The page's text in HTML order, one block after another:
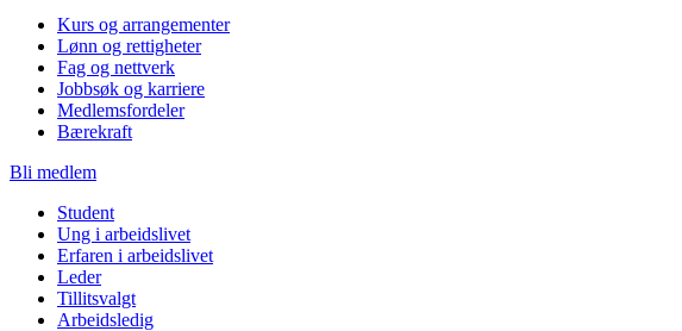
Kurs og arrangementer
Lønn og rettigheter
Fag og nettverk
Jobbsøk og karriere
Medlemsfordeler
Bærekraft
Bli medlem
Student
Ung i arbeidslivet
Erfaren i arbeidslivet
Leder
Tillitsvalgt
Arbeidsledig